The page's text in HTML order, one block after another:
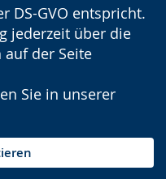
DS-GVO entspricht.
jederzeit über die
auf der Seite
Sie in unserer